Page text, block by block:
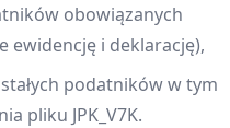
obowiązanych
ewidencję i deklarację),
podatników w tym
pliku JPK_V7K.